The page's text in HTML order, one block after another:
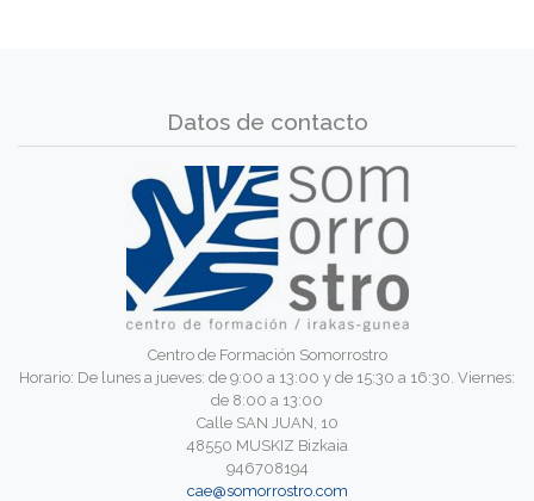
Datos de contacto
Centro de Formación Somorrostro
Horario: De lunes a jueves: de 9:00 a 13:00 y de 15:30 a 16:30. Viernes:
de 8:00 a 13:00
Calle SAN JUAN, 10
48550 MUSKIZ Bizkaia
946708194
cae@somorrostro.com